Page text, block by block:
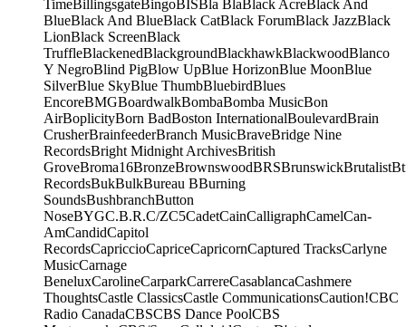
TimeBillingsgateBingoBISBla BlaBlack AcreBlack And
BlueBlack And BlueBlack CatBlack ForumBlack JazzBlack
LionBlack ScreenBlack
TruffleBlackenedBlackgroundBlackhawkBlackwoodBlanco
Y NegroBlind PigBlow UpBlue HorizonBlue MoonBlue
SilverBlue SkyBlue ThumbBluebirdBlues
EncoreBMGBoardwalkBombaBomba MusicBon
AirBoplicityBorn BadBoston InternationalBoulevardBrain
CrusherBrainfeederBranch MusicBraveBridge Nine
RecordsBright Midnight ArchivesBritish
GroveBroma16BronzeBrownswoodBRSBrunswickBrutalist
RecordsBukBulkBureau BBurning
SoundsBushbranchButton
NoseBYGC.B.R.C/ZC5CadetCainCalligraphCamelCan-
AmCandidCapitol
RecordsCapriccioCapriceCapricornCaptured TracksCarlyne
MusicCarnage
BeneluxCarolineCarparkCarrereCasablancaCashmere
ThoughtsCastle ClassicsCastle CommunicationsCaution!CBC
Radio CanadaCBSCBS Dance PoolCBS